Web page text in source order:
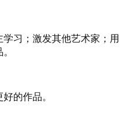
习；激发其他艺术家；用
的作品。